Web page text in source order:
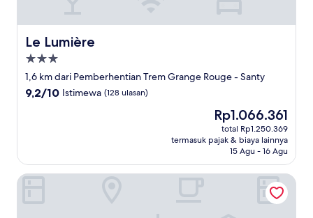
Le Lumière
Le Lumière
Properti
bintang
3.0
1,6 km dari Pemberhentian Trem Grange Rouge - Santy
9.2
9,2/10 Istimewa (128 ulasan)
Harga
sekarang
Rp1.066.361
Rp1.066.361
total Rp1.250.369
termasuk pajak & biaya lainnya
15 Agu - 16 Agu
Bikube Coliving Hôtel - Lyon Centre Lumière